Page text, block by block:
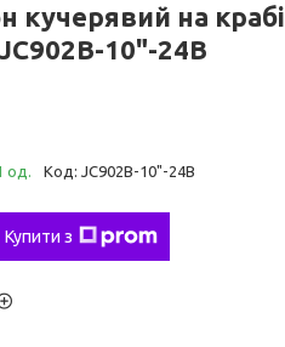
кучерявий на крабі
10"-24B
од. Код: JC902B-10"-24B
Купити з